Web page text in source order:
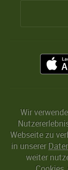
Wir
Webseite zu
in unserer
weiter